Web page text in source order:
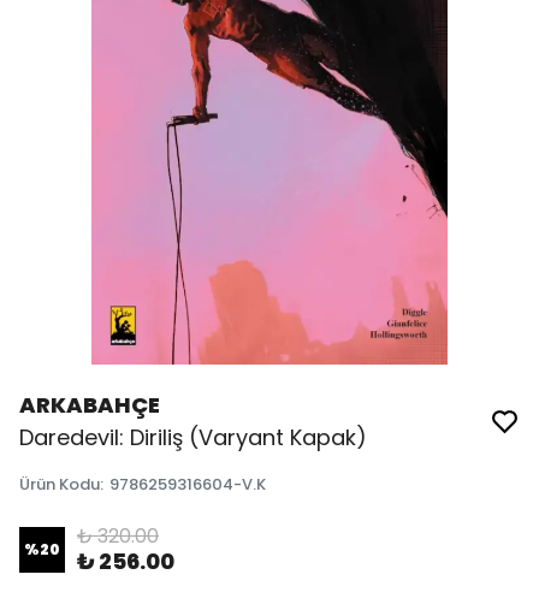
ARKABAHÇE
Daredevil: Diriliş (Varyant Kapak)
Ürün Kodu: 9786259316604-V.K
%20 ₺ 320.00
₺ 256.00